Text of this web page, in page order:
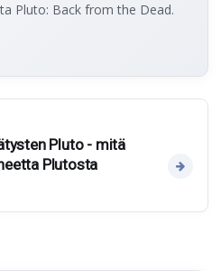
Pluto: Back from the Dead.
Pluto - mitä
Plutosta